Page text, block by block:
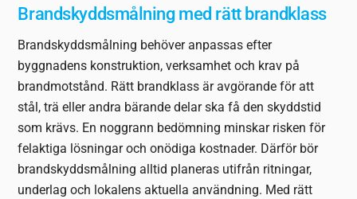
Brandskyddsmålning med rätt brandklass
Brandskyddsmålning behöver anpassas efter
byggnadens konstruktion, verksamhet och krav på
brandmotstånd. Rätt brandklass är avgörande för att
stål, trä eller andra bärande delar ska få den skyddstid
som krävs. En noggrann bedömning minskar risken för
felaktiga lösningar och onödiga kostnader. Därför bör
brandskyddsmålning alltid planeras utifrån ritningar,
underlag och lokalens aktuella användning. Med rätt